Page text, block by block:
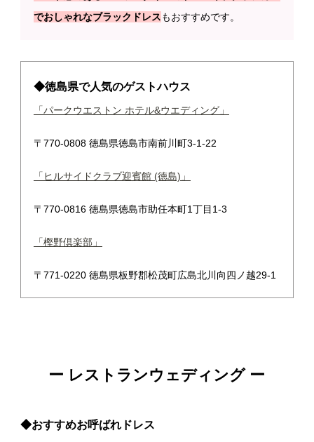
でおしゃれなブラックドレスもおすすめです。
◆徳島県で人気のゲストハウス
「パークウエストン ホテル&ウエディング」
〒770-0808 徳島県徳島市南前川町3-1-22
「ヒルサイドクラブ迎賓館 (徳島)」
〒770-0816 徳島県徳島市助任本町1丁目1-3
「樫野倶楽部」
〒771-0220 徳島県板野郡松茂町広島北川向四ノ越29-1
ー レストランウェディング ー
◆おすすめお呼ばれドレス